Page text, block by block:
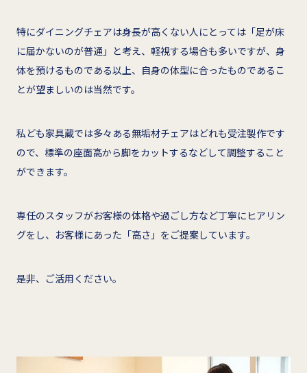
特にダイニングチェアは身長が高くない人にとっては「足が床
に届かないのが普通」と考え、軽視する場合も多いですが、身
体を預けるものである以上、自身の体型に合ったものであるこ
とが望ましいのは当然です。
私ども家具蔵では多々ある無垢材チェアはどれも受注製作です
ので、標準の座面高から脚をカットするなどして調整すること
ができます。
専任のスタッフがお客様の体格や過ごし方など丁寧にヒアリン
グをし、お客様にあった「高さ」をご提案しています。
是非、ご活用ください。